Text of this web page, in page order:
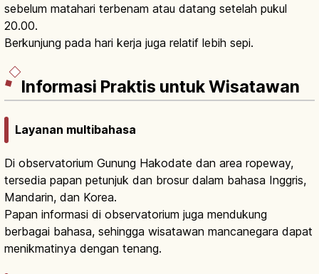
sebelum matahari terbenam atau datang setelah pukul
20.00.
Berkunjung pada hari kerja juga relatif lebih sepi.
Informasi Praktis untuk Wisatawan
Layanan multibahasa
Di observatorium Gunung Hakodate dan area ropeway,
tersedia papan petunjuk dan brosur dalam bahasa Inggris,
Mandarin, dan Korea.
Papan informasi di observatorium juga mendukung
berbagai bahasa, sehingga wisatawan mancanegara dapat
menikmatinya dengan tenang.